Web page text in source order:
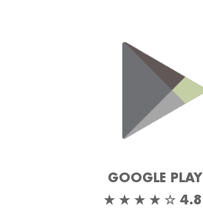
GOOGLE PLAY
★ ★ ★ ★ ☆ 4.8